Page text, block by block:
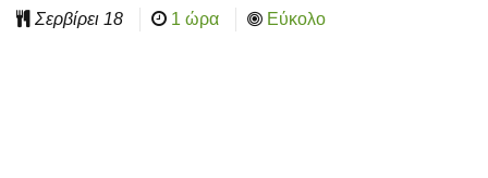
Σερβίρει 18 1 ώρα Εύκολο